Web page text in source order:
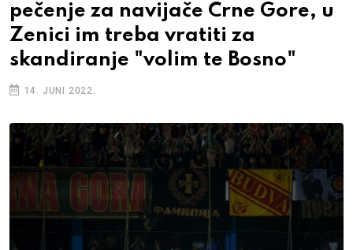
pečenje za navijače Crne Gore, u
Zenici im treba vratiti za
skandiranje "volim te Bosno"
14. JUNI 2022.